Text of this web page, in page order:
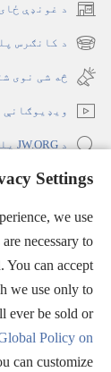
Settings
we use
necessary to
You can accept
we use only to
ever be sold or
Policy on
can customize
د غونډې
(opens
new
د کانګرس
(opens
new
window)
څه شی نوی
ویډیوګانې
د JW.ORG پلټنه
new
window)د کتونکي
(opens
new
window)
JW Hub
(opens
new
window)